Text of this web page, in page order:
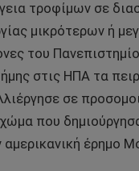
τροφίμων σε
μικρότερων ή
του
στις ΗΠΑ τα
σε
χώμα που
έρημο